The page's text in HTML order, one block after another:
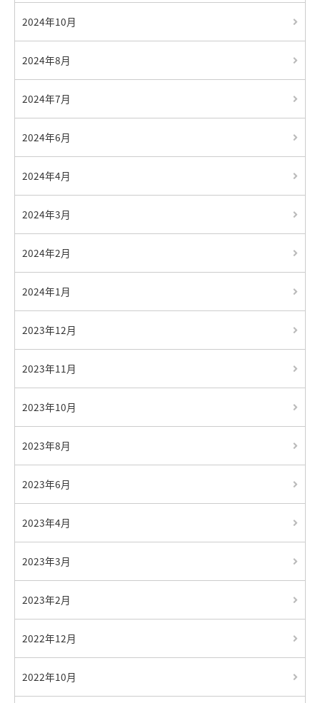
2024年10月
2024年8月
2024年7月
2024年6月
2024年4月
2024年3月
2024年2月
2024年1月
2023年12月
2023年11月
2023年10月
2023年8月
2023年6月
2023年4月
2023年3月
2023年2月
2022年12月
2022年10月